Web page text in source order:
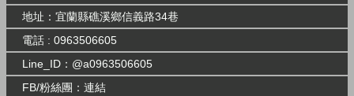
地址：宜蘭縣礁溪鄉信義路34巷
電話 : 0963506605
Line_ID：@a0963506605
FB/粉絲團： 連結